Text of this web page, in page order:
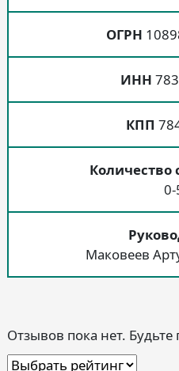
ОГРН
ИНН
КПП
Количество
Маковеев
Отзывов пока нет.